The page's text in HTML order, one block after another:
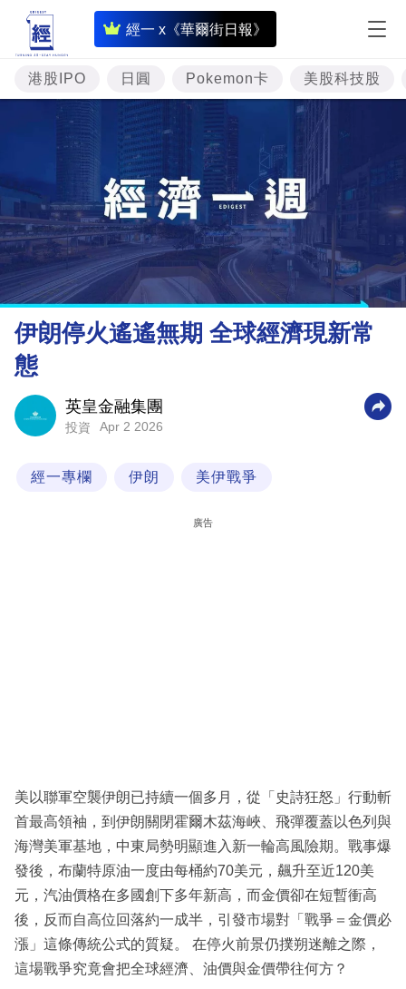
經一 x《華爾街日報》
即
時
財
經
專
題
投
資
樓
市
理
財
業
科
區
港股IPO 日圓 Pokemon卡 美股科技股
伊朗停火遙遙無期 全球經濟現新常
態
英皇金融集團
投資 Apr 2 2026
經一專欄 伊朗 美伊戰爭
廣告
美以聯軍空襲伊朗已持續一個多月，從「史詩狂怒」行動斬
首最高領袖，到伊朗關閉霍爾木茲海峽、飛彈覆蓋以色列與
海灣美軍基地，中東局勢明顯進入新一輪高風險期。戰事爆
發後，布蘭特原油一度由每桶約70美元，飆升至近120美
元，汽油價格在多國創下多年新高，而金價卻在短暫衝高
後，反而自高位回落約一成半，引發市場對「戰爭＝金價必
漲」這條傳統公式的質疑。 在停火前景仍撲朔迷離之際，
這場戰爭究竟會把全球經濟、油價與金價帶往何方？